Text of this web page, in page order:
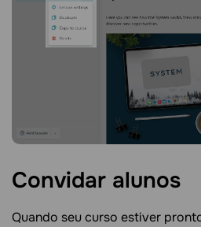
Convidar alunos
Quando seu curso estiver